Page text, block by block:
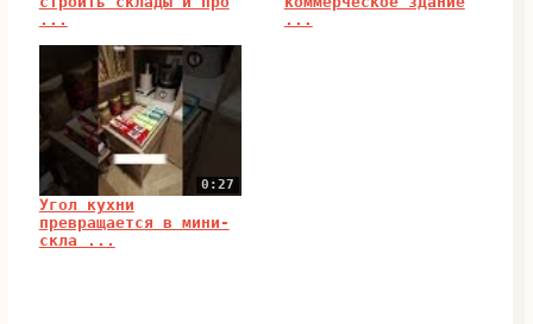
...
...
0:27
Угол кухни
превращается в мини-
скла ...